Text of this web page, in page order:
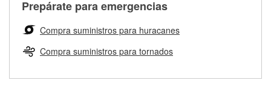
Herramientas de O'Reilly
pueden ser reutilizados, podemos ayudarte a encontrar las
partes de reemplazo correctas para tu reparación.
Rectificación de tambores y discos de freno
averiada o determina los acoplamientos y la longitud
adecuados para que te construyamos una nueva. O'Reilly
Auto Parts tiene las mangueras y los acoples adecuados
para reparar el sistema hidráulico de tu maquinaria
agrícola o de construcción.
Más información acerca del servicio de mangueras
Prepárate para emergencias
Compra suministros para huracanes
Compra suministros para tornados